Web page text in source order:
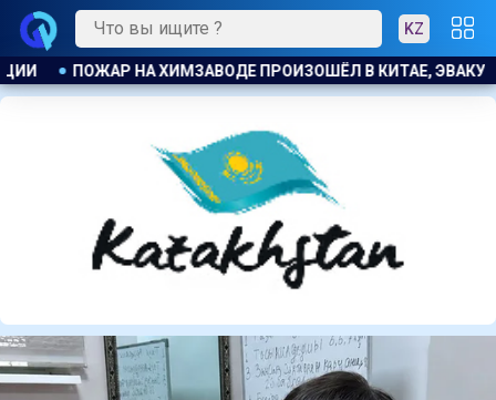
KZ
ЭВАКУИРОВАЛИ БОЛЕЕ 1200 ЧЕЛОВЕК КОСТАНАЕЦ